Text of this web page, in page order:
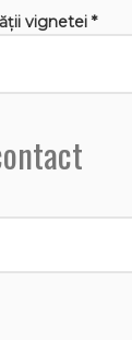
vignetei *